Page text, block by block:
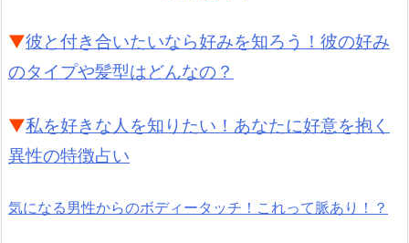
▼彼と付き合いたいなら好みを知ろう！彼の好み
のタイプや髪型はどんなの？
▼私を好きな人を知りたい！あなたに好意を抱く
異性の特徴占い
気になる男性からのボディータッチ！これって脈あり！？